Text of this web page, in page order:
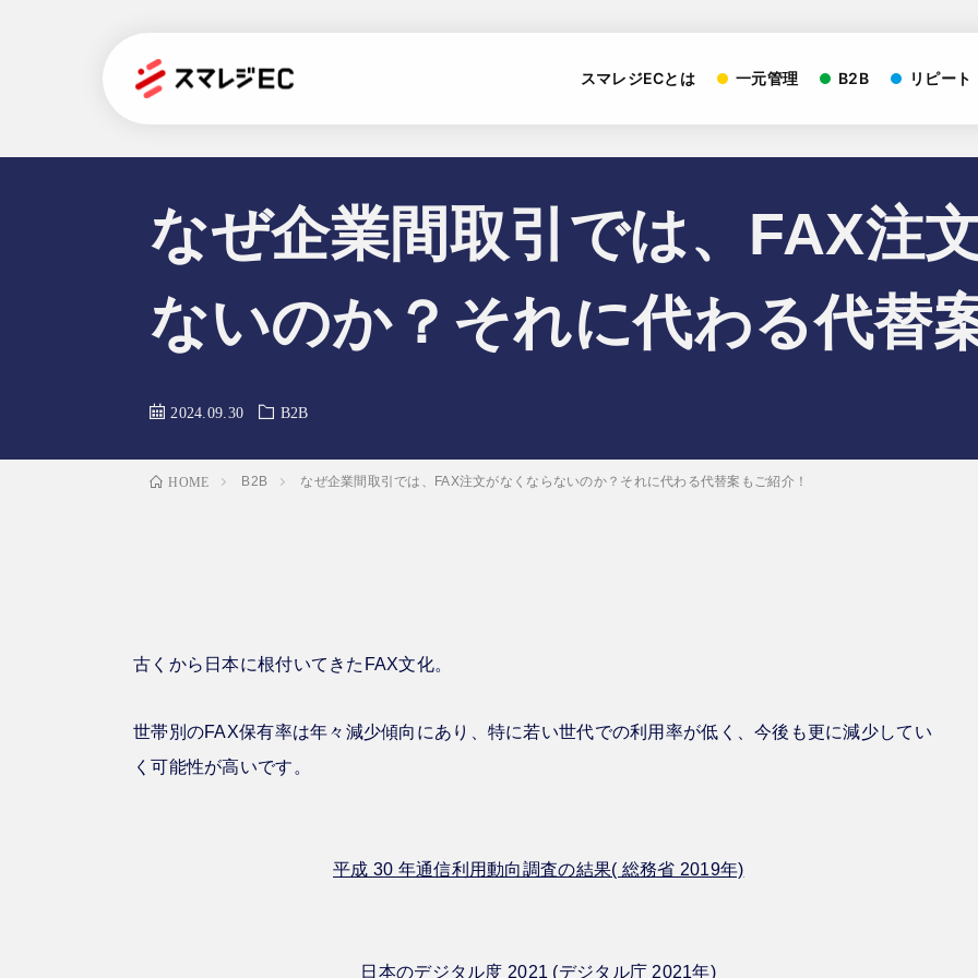
スマレジECとは 一元管理 B2B リピート
なぜ企業間取引では、FAX注
ないのか？それに代わる代替
2024.09.30 B2B
HOME B2B なぜ企業間取引では、FAX注文がなくならないのか？それに代わる代替案もご紹介！
古くから日本に根付いてきたFAX文化。
世帯別のFAX保有率は年々減少傾向にあり、特に若い世代での利用率が低く、今後も更に減少してい
く可能性が高いです。
平成 30 年通信利用動向調査の結果( 総務省 2019年)
日本のデジタル度 2021 (デジタル庁 2021年)